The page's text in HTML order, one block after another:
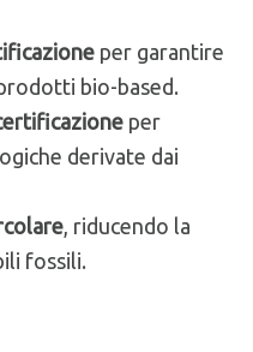
per garantire
bio-based.
per
derivate dai
, riducendo la
fossili.